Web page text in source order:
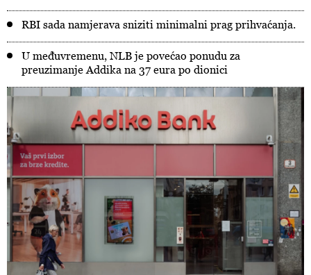
RBI sada namjerava sniziti minimalni prag prihvaćanja.
U međuvremenu, NLB je povećao ponudu za
preuzimanje Addika na 37 eura po dionici